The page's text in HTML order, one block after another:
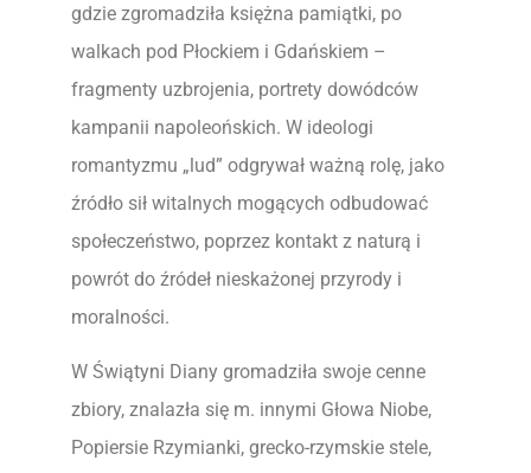
gdzie zgromadziła księżna pamiątki, po
walkach pod Płockiem i Gdańskiem –
fragmenty uzbrojenia, portrety dowódców
kampanii napoleońskich. W ideologi
romantyzmu „lud” odgrywał ważną rolę, jako
źródło sił witalnych mogących odbudować
społeczeństwo, poprzez kontakt z naturą i
powrót do źródeł nieskażonej przyrody i
moralności.
W Świątyni Diany gromadziła swoje cenne
zbiory, znalazła się m. innymi Głowa Niobe,
Popiersie Rzymianki, grecko-rzymskie stele,